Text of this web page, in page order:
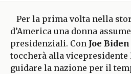
Per la prima volta nella
d’America una donna
presidenziali. Con Joe Biden
toccherà alla vicepresidente
guidare la nazione per il